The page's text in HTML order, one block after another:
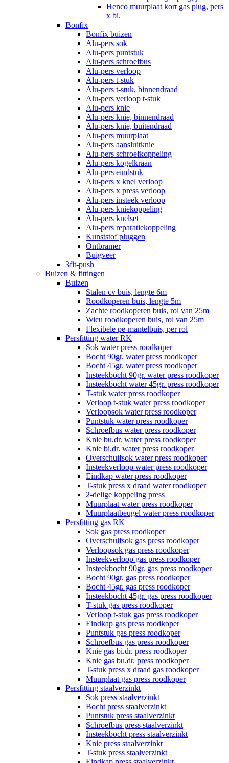
Henco muurplaat kort gas plug, pers
x bi.
Bonfix
Bonfix buizen
Alu-pers sok
Alu-pers puntstuk
Alu-pers schroefbus
Alu-pers verloop
Alu-pers t-stuk
Alu-pers t-stuk, binnendraad
Alu-pers verloop t-stuk
Alu-pers knie
Alu-pers knie, binnendraad
Alu-pers knie, buitendraad
Alu-pers muurplaat
Alu-pers aansluitknie
Alu-pers schroefkoppeling
Alu-pers kogelkraan
Alu-pers eindstuk
Alu-pers x knel verloop
Alu-pers x press verloop
Alu-pers insteek verloop
Alu-pers kniekoppeling
Alu-pers knelset
Alu-pers reparatiekoppeling
Kunststof pluggen
Ontbramer
Buigveer
3fit-push
Buizen & fittingen
Buizen
Stalen cv buis, lengte 6m
Roodkoperen buis, lengte 5m
Zachte roodkoperen buis, rol van 25m
Wicu roodkoperen buis, rol van 25m
Flexibele pe-mantelbuis, per rol
Persfitting water RK
Sok water press roodkoper
Bocht 90gr. water press roodkoper
Bocht 45gr. water press roodkoper
Insteekbocht 90gr. water press roodkoper
Insteekbocht water 45gr. press roodkoper
T-stuk water press roodkoper
Verloop t-stuk water press roodkoper
Verloopsok water press roodkoper
Puntstuk water press roodkoper
Schroefbus water press roodkoper
Knie bu.dr. water press roodkoper
Knie bi.dr. water press roodkoper
Overschuifsok water press roodkoper
Insteekverloop water press roodkoper
Eindkap water press roodkoper
T-stuk press x draad water roodkoper
2-delige koppeling press
Muurplaat water press roodkoper
Muurplaatbeugel water press roodkoper
Persfitting gas RK
Sok gas press roodkoper
Overschuifsok gas press roodkoper
Verloopsok gas press roodkoper
Insteekverloop gas press roodkoper
Insteekbocht 90gr. gas press roodkoper
Bocht 90gr. gas press roodkoper
Bocht 45gr. gas press roodkoper
Insteekbocht 45gr. gas press roodkoper
T-stuk gas press roodkoper
Verloop t-stuk gas press roodkoper
Eindkap gas press roodkoper
Puntstuk gas press roodkoper
Schroefbus gas press roodkoper
Knie gas bi.dr. press roodkoper
Knie gas bu.dr. press roodkoper
T-stuk press x draad gas roodkoper
Muurplaat gas press roodkoper
Persfitting staalverzinkt
Sok press staalverzinkt
Bocht press staalverzinkt
Puntstuk press staalverzinkt
Schroefbus press staalverzinkt
Insteekbocht press staalverzinkt
Knie press staalverzinkt
T-stuk press staalverzinkt